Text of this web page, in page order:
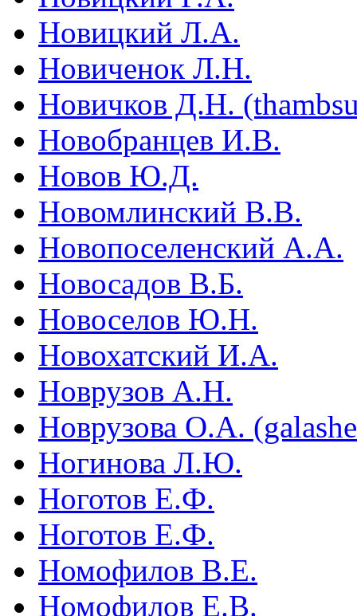
Новицкий Л.А.
Новиченок Л.Н.
Новичков Д.Н.
Новобранцев И.В.
Новов Ю.Д.
Новомлинский В.В.
Новопоселенский А.А.
Новосадов В.Б.
Новоселов Ю.Н.
Новохатский И.А.
Новрузов А.Н.
Новрузова О.А.
Ногинова Л.Ю.
Ноготов Е.Ф.
Ноготов Е.Ф.
Номофилов В.Е.
Номофилов Е.В.